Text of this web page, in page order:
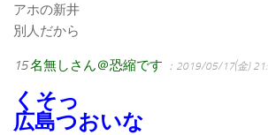
アホの新井
別人だから
15名無しさん＠恐縮です ：2019/05/17(金)
くそっ
広島つおいな